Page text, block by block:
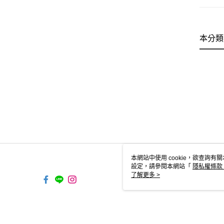
本分
本網站中使用 cookie，欲查詢有
設定，請參閱本網站「 隱私權條款
使用 cookie。
了解更多 >